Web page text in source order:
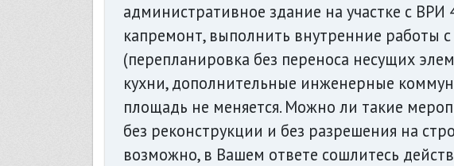
административное здание на участке с ВРИ
капремонт, выполнить внутренние работы
(перепланировка без переноса несущих
кухни, дополнительные инженерные
площадь не меняется. Можно ли такие
без реконструкции и без разрешения на
возможно, в Вашем ответе сошлитесь